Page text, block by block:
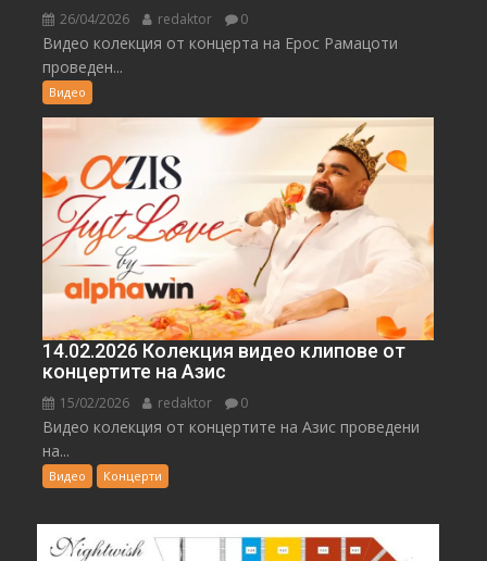
26/04/2026 redaktor 0
Видео колекция от концерта на Ерос Рамацоти
проведен...
Видео
14.02.2026 Колекция видео клипове от
концертите на Азис
15/02/2026 redaktor 0
Видео колекция от концертите на Азис проведени
на...
Видео Концерти